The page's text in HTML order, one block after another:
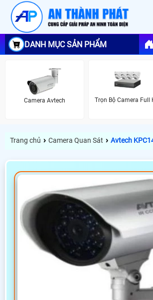
DANH MỤC SẢN PHẨM
Camera Avtech Trọn Bộ Camera Full
Trang chủ › Camera Quan Sát › Avtech